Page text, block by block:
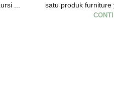
...
satu produk furniture